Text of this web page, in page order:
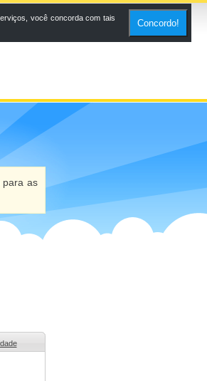
para as
você concorda com tais
Concordo!